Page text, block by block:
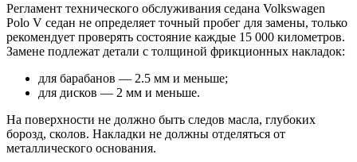
Регламент технического обслуживания седана Volkswagen
Polo V седан не определяет точный пробег для замены, только
рекомендует проверять состояние каждые 15 000 километров.
Замене подлежат детали с толщиной фрикционных накладок:
для барабанов — 2.5 мм и меньше;
для дисков — 2 мм и меньше.
На поверхности не должно быть следов масла, глубоких
борозд, сколов. Накладки не должны отделяться от
металлического основания.